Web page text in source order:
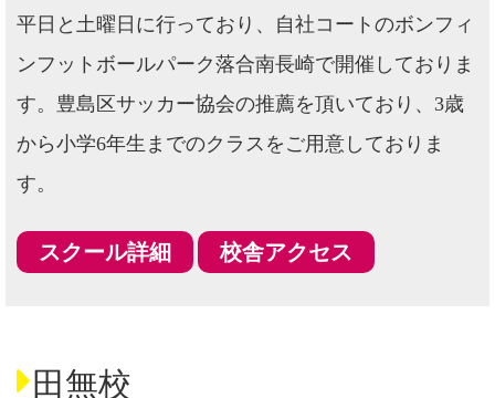
平日と土曜日に行っており、自社コートのボンフィ
ンフットボールパーク落合南長崎で開催しておりま
す。豊島区サッカー協会の推薦を頂いており、3歳
から小学6年生までのクラスをご用意しておりま
す。
スクール詳細 校舎アクセス
田無校